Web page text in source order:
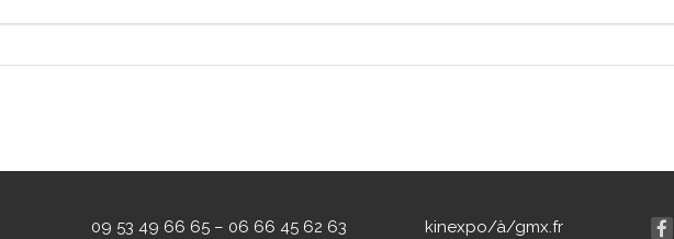
09 53 49 66 65 – 06 66 45 62 63 kinexpo/à/gmx.fr